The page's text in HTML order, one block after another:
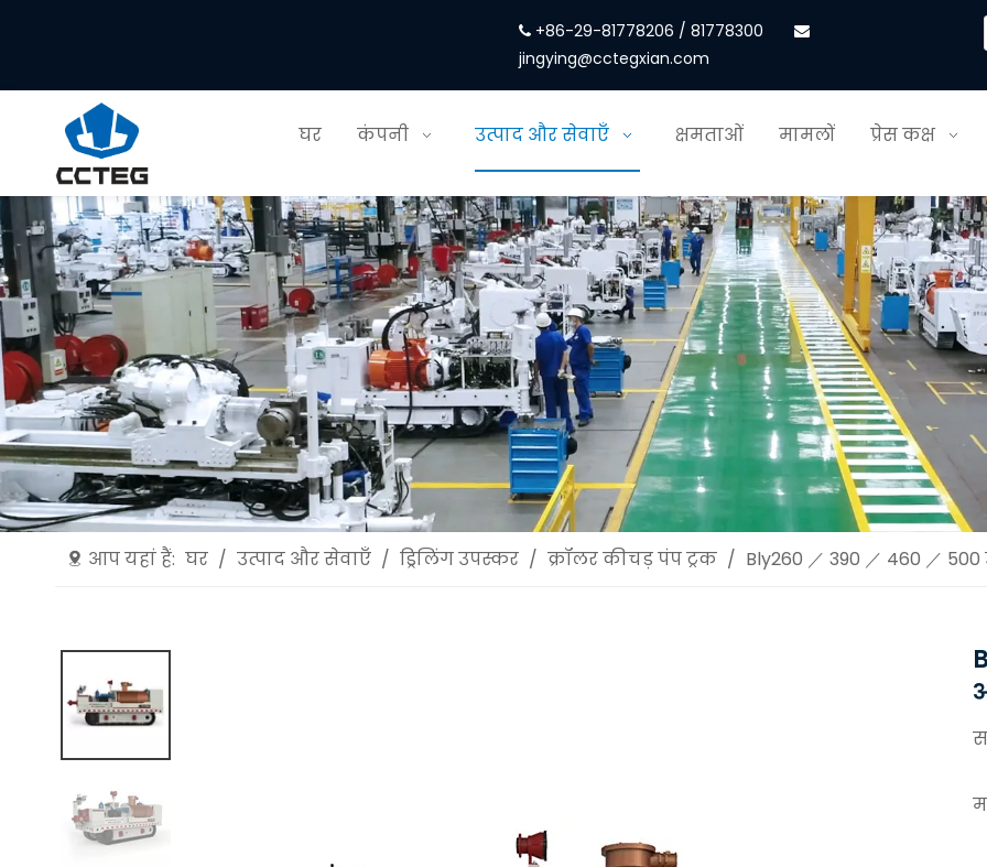
 +86-29-81778206 / 81778300
jingying@cctegxian.com
घर कंपनी उत्पाद और सेवाएँ क्षमताओं मामलों प्रेस कक्ष
आप यहां हैं: घर / उत्पाद और सेवाएँ / ड्रिलिंग उपस्कर / क्रॉलर कीचड़ पंप ट्रक / Bly260 ／ 390 ／ 460 ／